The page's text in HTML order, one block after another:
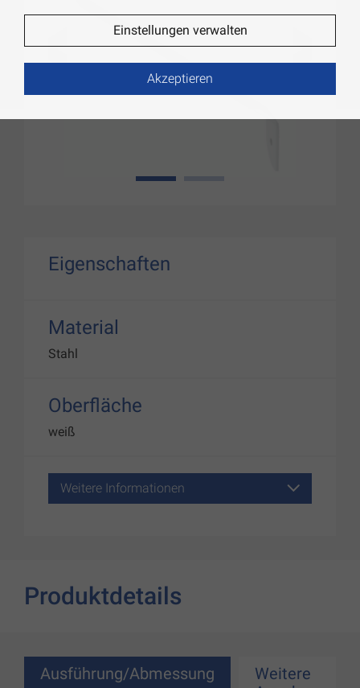
1
Eigenschaften
Material
Stahl
Oberfläche
weiß
Weitere Informationen
Produktdetails
Ausführung/Abmessung
Weitere
Einstellungen verwalten
Akzeptieren